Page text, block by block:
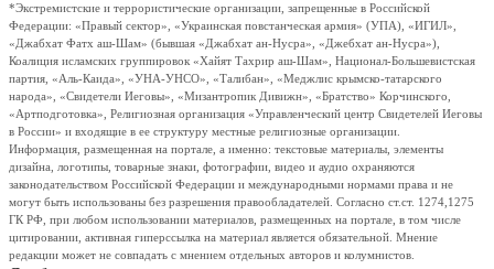
*Экстремистские и террористические организации, запрещенные в Российской
Федерации: «Правый сектор», «Украинская повстанческая армия» (УПА), «ИГИЛ»,
«Джабхат Фатх аш-Шам» (бывшая «Джабхат ан-Нусра», «Джебхат ан-Нусра»),
Коалиция исламских группировок «Хайят Тахрир аш-Шам», Национал-Большевистская
партия, «Аль-Каида», «УНА-УНСО», «Талибан», «Меджлис крымско-татарского
народа», «Свидетели Иеговы», «Мизантропик Дивижн», «Братство» Корчинского,
«Артподготовка», Религиозная организация «Управленческий центр Свидетелей Иеговы
в России» и входящие в ее структуру местные религиозные организации.
Информация, размещенная на портале, а именно: текстовые материалы, элементы
дизайна, логотипы, товарные знаки, фотографии, видео и аудио охраняются
законодательством Российской Федерации и международными нормами права и не
могут быть использованы без разрешения правообладателей. Согласно ст.ст. 1274,1275
ГК РФ, при любом использовании материалов, размещенных на портале, в том числе
цитировании, активная гиперссылка на материал является обязательной. Мнение
редакции может не совпадать с мнением отдельных авторов и колумнистов.